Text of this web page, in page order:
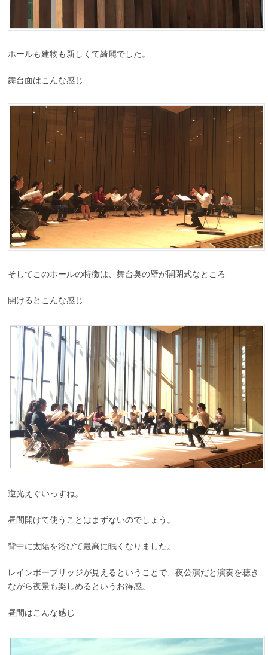
ホールも建物も新しくて綺麗でした。
舞台面はこんな感じ
そしてこのホールの特徴は、舞台奥の壁が開閉式なところ
開けるとこんな感じ
逆光えぐいっすね。
昼間開けて使うことはまずないのでしょう。
背中に太陽を浴びて最高に眠くなりました。
レインボーブリッジが見えるということで、夜公演だと演奏を聴き
ながら夜景も楽しめるというお得感。
昼間はこんな感じ